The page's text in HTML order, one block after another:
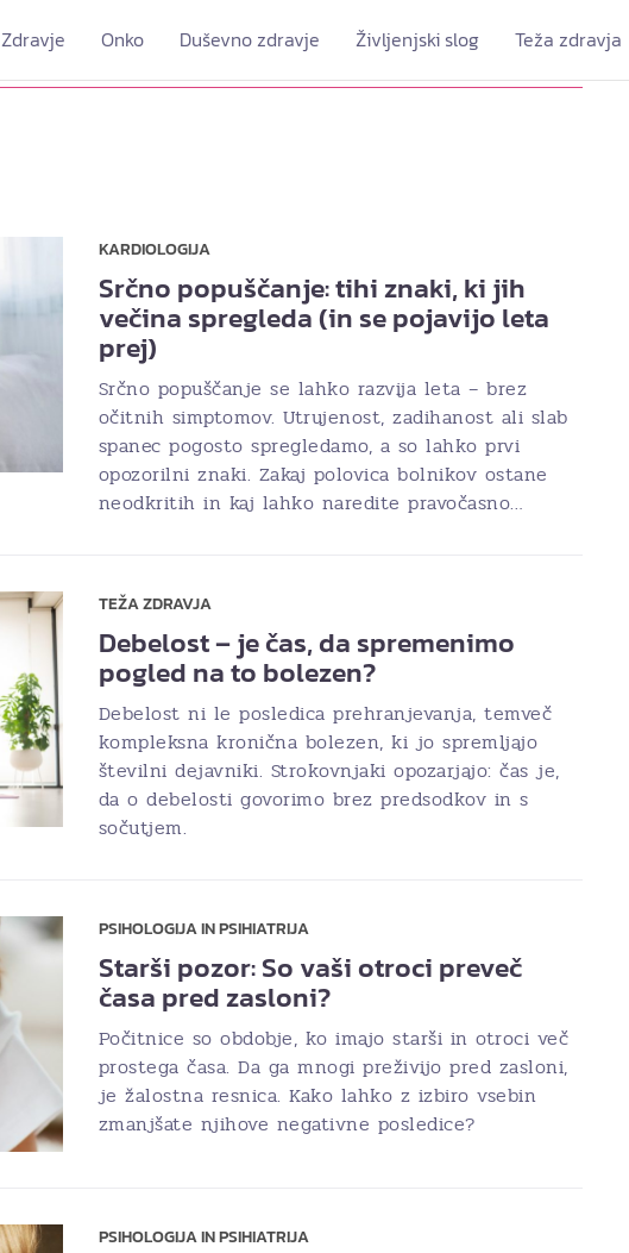
Zdravje Onko Duševno zdravje Življenjski slog Teža zdravja
KARDIOLOGIJA
Srčno popuščanje: tihi znaki, ki jih
večina spregleda (in se pojavijo leta
prej)
Srčno popuščanje se lahko razvija leta – brez
očitnih simptomov. Utrujenost, zadihanost ali slab
spanec pogosto spregledamo, a so lahko prvi
opozorilni znaki. Zakaj polovica bolnikov ostane
neodkritih in kaj lahko naredite pravočasno…
TEŽA ZDRAVJA
Debelost – je čas, da spremenimo
pogled na to bolezen?
Debelost ni le posledica prehranjevanja, temveč
kompleksna kronična bolezen, ki jo spremljajo
številni dejavniki. Strokovnjaki opozarjajo: čas je,
da o debelosti govorimo brez predsodkov in s
sočutjem.
PSIHOLOGIJA IN PSIHIATRIJA
Starši pozor: So vaši otroci preveč
časa pred zasloni?
Počitnice so obdobje, ko imajo starši in otroci več
prostega časa. Da ga mnogi preživijo pred zasloni,
je žalostna resnica. Kako lahko z izbiro vsebin
zmanjšate njihove negativne posledice?
PSIHOLOGIJA IN PSIHIATRIJA